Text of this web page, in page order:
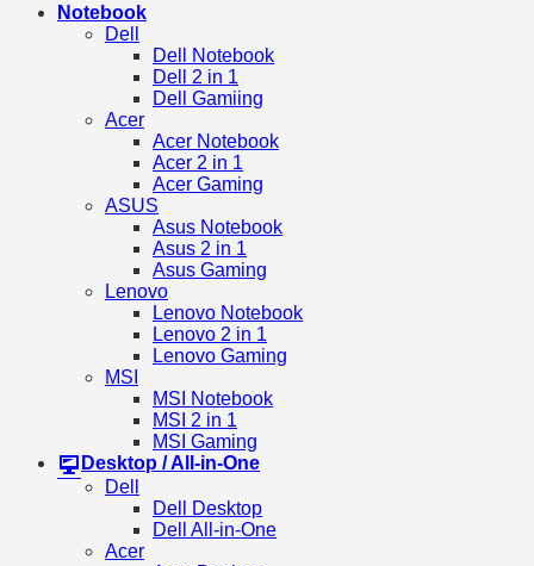
Notebook
Dell
Dell Notebook
Dell 2 in 1
Dell Gamiing
Acer
Acer Notebook
Acer 2 in 1
Acer Gaming
ASUS
Asus Notebook
Asus 2 in 1
Asus Gaming
Lenovo
Lenovo Notebook
Lenovo 2 in 1
Lenovo Gaming
MSI
MSI Notebook
MSI 2 in 1
MSI Gaming
Desktop / All-in-One
Dell
Dell Desktop
Dell All-in-One
Acer